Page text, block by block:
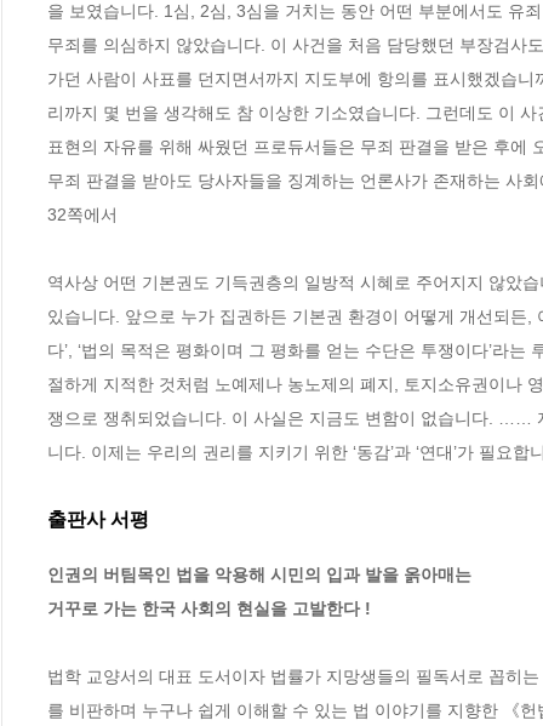
을 보였습니다. 1심, 2심, 3심을 거치는 동안 어떤 부분에서도 유
무죄를 의심하지 않았습니다. 이 사건을 처음 담당했던 부장검사
가던 사람이 사표를 던지면서까지 지도부에 항의를 표시했겠습
리까지 몇 번을 생각해도 참 이상한 기소였습니다. 그런데도 이
표현의 자유를 위해 싸웠던 프로듀서들은 무죄 판결을 받은 후
무죄 판결을 받아도 당사자들을 징계하는 언론사가 존재하는 사
32쪽에서
역사상 어떤 기본권도 기득권층의 일방적 시혜로 주어지지 않았
있습니다. 앞으로 누가 집권하든 기본권 환경이 어떻게 개선되든
다’, ‘법의 목적은 평화이며 그 평화를 얻는 수단은 투쟁이다’라
절하게 지적한 것처럼 노예제나 농노제의 폐지, 토지소유권이나
쟁으로 쟁취되었습니다. 이 사실은 지금도 변함이 없습니다. ……
니다. 이제는 우리의 권리를 지키기 위한 ‘동감’과 ‘연대’가 필요
출판사 서평
인권의 버팀목인 법을 악용해 시민의 입과 발을 옭아매는
거꾸로 가는 한국 사회의 현실을 고발한다 !
법학 교양서의 대표 도서이자 법률가 지망생들의 필독서로 꼽히
를 비판하며 누구나 쉽게 이해할 수 있는 법 이야기를 지향한 《